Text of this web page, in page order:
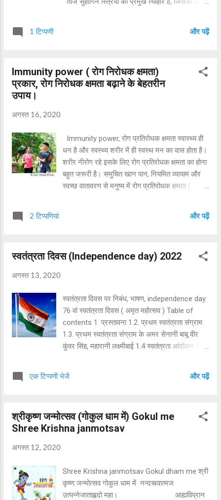
और भक्ति से अपने मायके से आई वस्त्रादि, सुहाग की चीजें
और आभूषण धारण कर स्त्रियां भगवान आशुतोष शिव और
05 सितंबर 2024 को तीज का त्योहार है
-------#----------#-------
1 टिप्पणी और पढ़ें
Immunity power ( रोग निरोधक क्षमता)
प्रकार, रोग निरोधक क्षमता बढ़ाने के बेहतरीन
उपाय।
अगस्त 16, 2020
Immunity power, रोग प्रतिरोधक क्षमता स्वास्थ्य ही
धन है और स्वस्थ्य शरीर में ही स्वस्थ मन का वास होता है।
शरीर नीरोग रहे इसके लिए रोग प्रतिरोधक क्षमता का होना
बहुत जरूरी है। समुचित खान पान, नियमित व्यायाम और
स्वच्छ वातावरण से मनुष्य में रोग प्रतिरोधक क्षमता (
definitions (सामान्य परिचय)।
रोग निरोधक क्षमता)
2 टिप्पणियां और पढ़ें
स्वतंत्रता दिवस (Independence day) 2022
अगस्त 13, 2020
स्वतंत्रता दिवस पर निबंध, भाषण, independence day
76 वां स्वतंत्रता दिवस ( अमृत महोत्सव ) Table of
contents 1. प्रस्तावना 1.2. प्रथम स्वतंत्रता संग्राम
1.3. प्रथम स्वतंत्रता संग्राम के अमर सेनानी बाबू वीर
कुंवर सिंह, महारानी लक्ष्मीबाई 1.4 स्वतंत्रता आंदोलन के
आदि 1.5 स्वतंत्र भारत की चुनौतियां नहीं चाहते हम धन
दौलत, नहीं चाहते हम
कहे संसार।। ...
एक टिप्पणी भेजें और पढ़ें
श्रीकृष्ण जन्मोत्सव (गोकुल धाम में) Gokul me
Shree Krishna janmotsav
अगस्त 12, 2020
Shree Krishna janmotsav Gokul dham me श्री
कृष्ण जन्मोत्सव गोकुल धाम में नन्दस्त्वात्मज
उत्पन्नेजाताह्लदो महा। आह्यविप्रान